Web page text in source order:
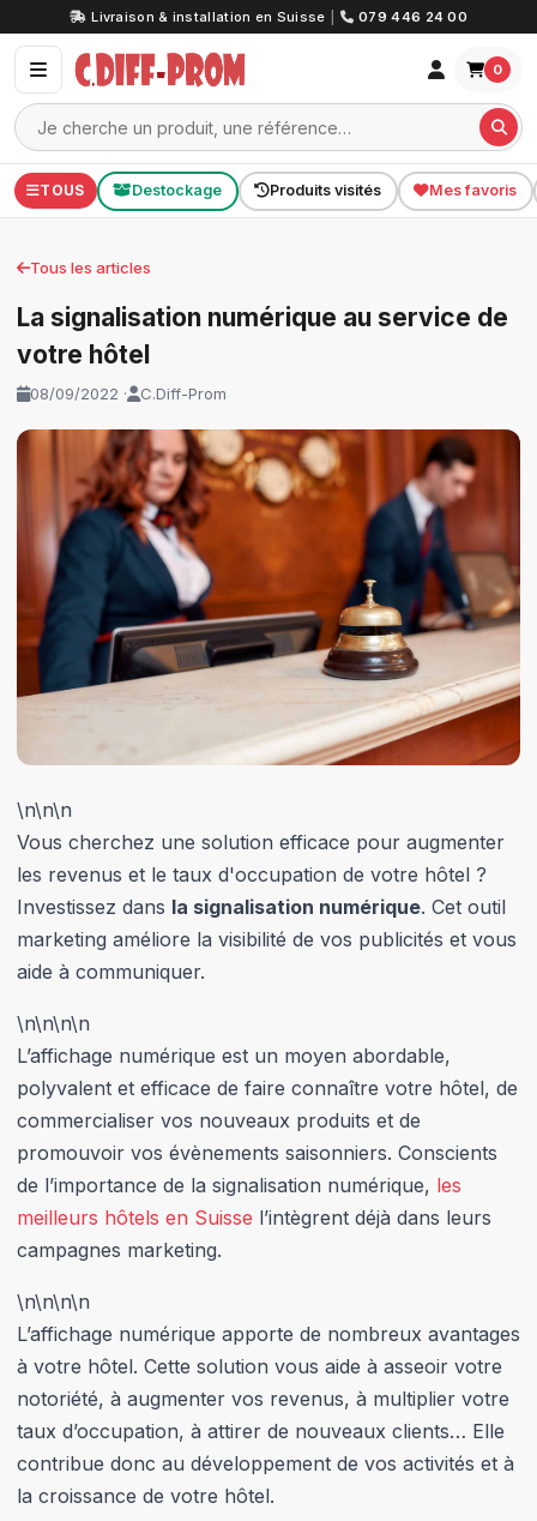
Livraison & installation en Suisse 079 446 24 00
0
TOUS Destockage Produits visités Mes favoris
Tous les articles
La signalisation numérique au service de
votre hôtel
08/09/2022 · C.Diff-Prom
\n\n\n
Vous cherchez une solution efficace pour augmenter
les revenus et le taux d'occupation de votre hôtel ?
Investissez dans la signalisation numérique. Cet outil
marketing améliore la visibilité de vos publicités et vous
aide à communiquer.
\n\n\n\n
L’affichage numérique est un moyen abordable,
polyvalent et efficace de faire connaître votre hôtel, de
commercialiser vos nouveaux produits et de
promouvoir vos évènements saisonniers. Conscients
de l’importance de la signalisation numérique, les
meilleurs hôtels en Suisse l’intègrent déjà dans leurs
campagnes marketing.
\n\n\n\n
L’affichage numérique apporte de nombreux avantages
à votre hôtel. Cette solution vous aide à asseoir votre
notoriété, à augmenter vos revenus, à multiplier votre
taux d’occupation, à attirer de nouveaux clients… Elle
contribue donc au développement de vos activités et à
la croissance de votre hôtel.